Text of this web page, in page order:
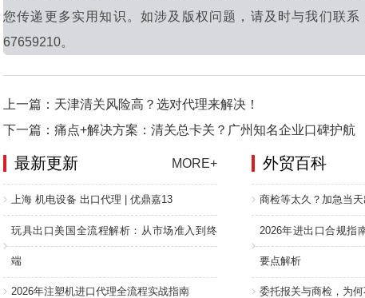
您传递更多实用知识。如涉及版权问题，请及时与我们联
67659210。
上一篇：天津清关风险高？选对代理来解决！
下一篇：痛点+解决方案：清关总卡关？广州知名企业口碑护航
最新更新 MORE+
上海 机电设备 出口代理 | 优鼎嘉13
玩具出口美国全流程解析：从市场准入到终
端
2026年注塑机进口代理全流程实战指南
外贸百科
商检等太久？加急当
2026年进出口合规指
要点解析
委托报关与商检，为